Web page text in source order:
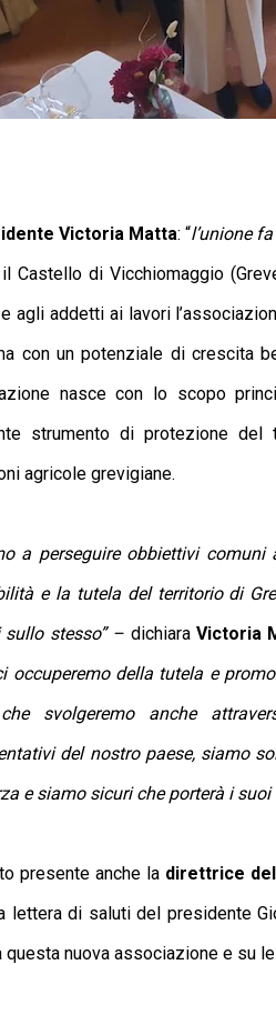
Victoria Matta: “l’unione
Castello di Vicchiomaggio
agli addetti ai lavori
con un potenziale di crescita
nasce con lo scopo
strumento di protezione del
agricole grevigiane.
a perseguire obbiettivi
e la tutela del territorio di
sullo stesso” – dichiara Victoria
occuperemo della tutela e
svolgeremo anche
del nostro paese, siamo
e siamo sicuri che porterà i suoi
presente anche la direttrice
lettera di saluti del presidente
questa nuova associazione e su